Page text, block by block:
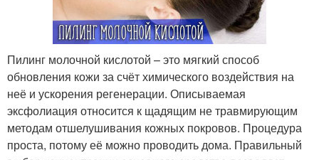
Пилинг молочной кислотой – это мягкий способ
обновления кожи за счёт химического воздействия на
неё и ускорения регенерации. Описываемая
эксфолиация относится к щадящим не травмирующим
методам отшелушивания кожных покровов. Процедура
проста, потому её можно проводить дома. Правильный